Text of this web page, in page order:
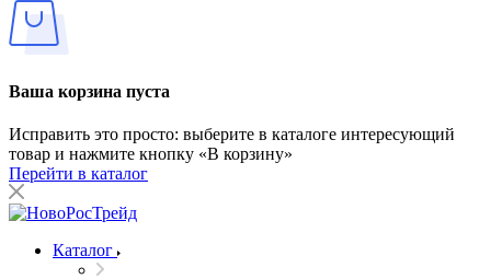
Ваша корзина пуста
Исправить это просто: выберите в каталоге интересующий
товар и нажмите кнопку «В корзину»
Перейти в каталог
Каталог